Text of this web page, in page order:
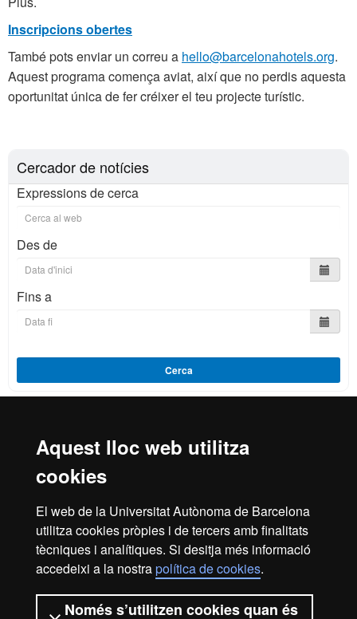
Aquest lloc web utilitza
cookies
El web de la Universitat Autònoma de Barcelona
utilitza cookies pròpies i de tercers amb finalitats
tècniques i analítiques. Si desitja més informació
accedeixi a la nostrapolítica de cookies.
Només s’utilitzen cookies quan és
Inscripcions obertes
També pots enviar un correu a hello@barcelonahotels.org.
Aquest programa comença aviat, així que no perdis aquesta
oportunitat única de fer créixer el teu projecte turístic.
Cercador de notícies
Expressions de cerca
Des de
Fins a
Cerca
Reconeixement internacional de l'excel·lència
HR
Inici Avís legal
Política de privacitat
Protecció de dades Sobre el web
Som una universitat capdavantera que imparteix una